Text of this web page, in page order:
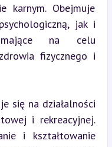
karnym. Obejmuje
jak i
mające na celu
fizycznego i
się na działalności
i rekreacyjnej.
i kształtowanie